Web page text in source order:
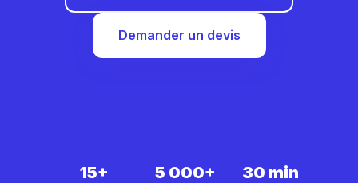
Demander un devis
15+ 5 000+ 30 min